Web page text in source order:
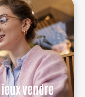
vendre